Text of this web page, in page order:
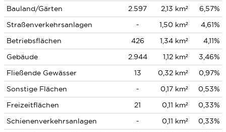
Bauland/Gärten
2.597 2,13 km²
6,57%
Straßenverkehrsanlagen
- 1,50 km²
4,61%
Betriebsflächen
426 1,34 km²
4,11%
Gebäude
2.944 1,12 km²
3,46%
Fließende Gewässer
13 0,32 km²
0,97%
Sonstige Flächen
- 0,17 km²
0,53%
Freizeitflächen
21 0,11 km²
0,33%
Schienenverkehrsanlagen
- 0,11 km²
0,33%